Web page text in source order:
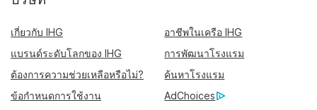
เกี่ยวกับ IHG
อาชีพในเครือ IHG
แบรนด์ระดับโลกของ IHG
การพัฒนาโรงแรม
ต้องการความช่วยเหลือหรือไม่?
ค้นหาโรงแรม
ข้อกำหนดการใช้งาน
AdChoices